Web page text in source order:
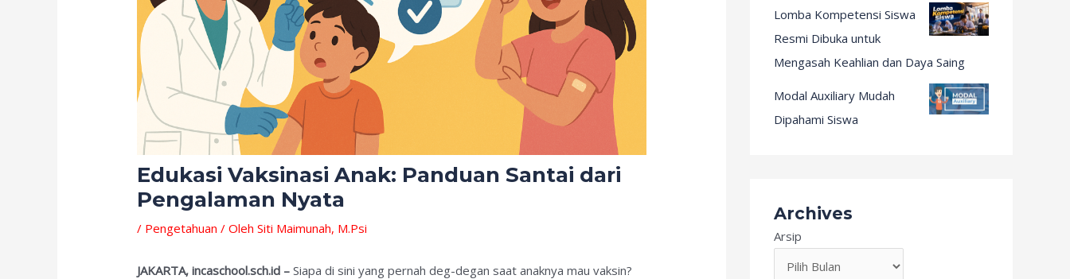
Edukasi Vaksinasi Anak: Panduan Santai dari
Pengalaman Nyata
/ Pengetahuan / OlehSiti Maimunah, M.Psi
JAKARTA, incaschool.sch.id – Siapa di sini yang pernah deg-degan saat anaknya mau vaksin?
Lomba Kompetensi Siswa
Resmi Dibuka untuk
Mengasah Keahlian dan Daya Saing
Modal Auxiliary Mudah
Dipahami Siswa
Archives
Arsip